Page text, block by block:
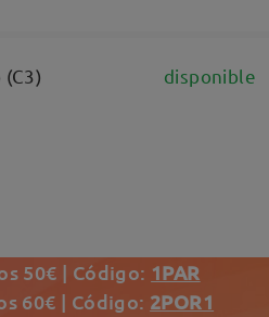
disponible
50€ | Código: 1PAR
60€ | Código: 2POR1